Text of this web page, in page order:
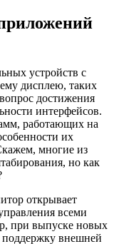
устройств с
дисплею, таких
достижения
интерфейсов.
работающих на
их
многие из
но как
открывает
всеми
при выпуске новых
поддержку внешней